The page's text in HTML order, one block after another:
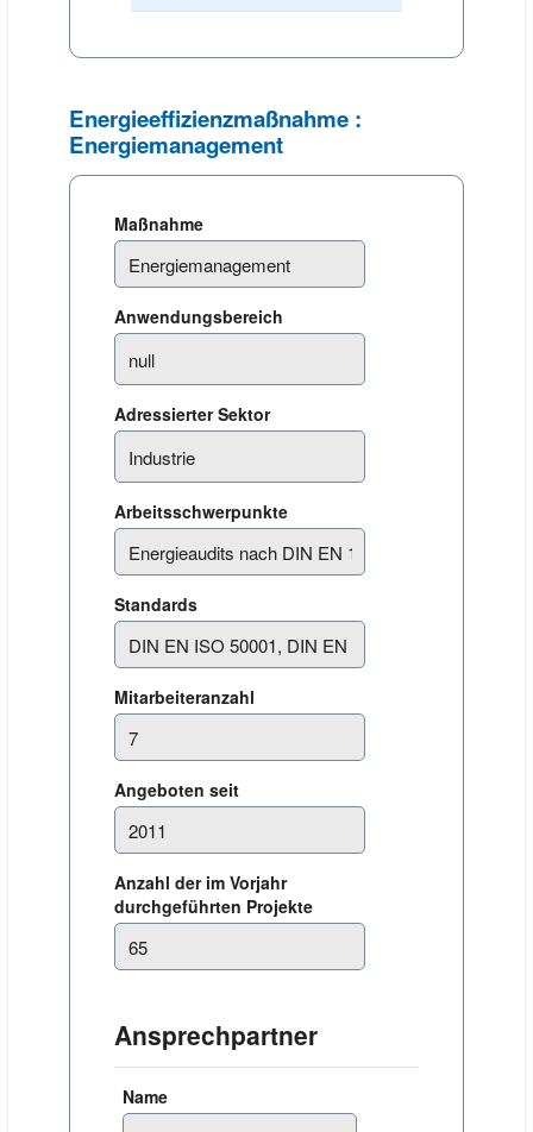
Energieeffizienzmaßnahme :
Energiemanagement
Maßnahme
Anwendungsbereich
Adressierter Sektor
Arbeitsschwerpunkte
Standards
Mitarbeiteranzahl
Angeboten seit
Anzahl der im Vorjahr
durchgeführten Projekte
Ansprechpartner
Name